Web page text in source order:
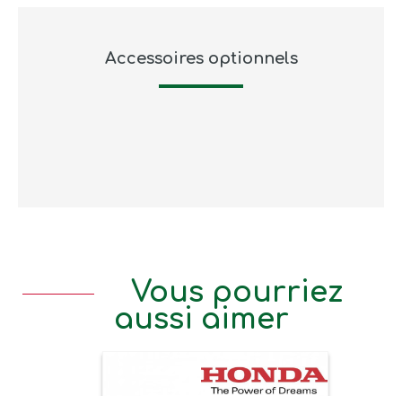
Accessoires optionnels
Vous pourriez
aussi aimer